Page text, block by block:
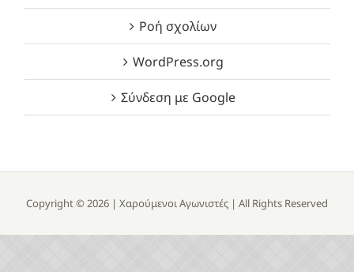
Ροή σχολίων
WordPress.org
Σύνδεση με Google
Copyright © 2026 | Χαρούμενοι Αγωνιστές | All Rights Reserved